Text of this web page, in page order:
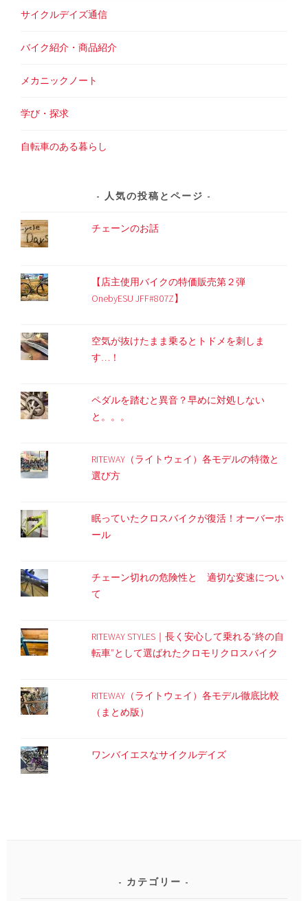
サイクルデイズ通信
バイク紹介・商品紹介
メカニックノート
学び・探求
自転車のある暮らし
人気の投稿とページ
チェーンのお話
【店主使用バイクの特価販売第２弾
OnebyESU JFF#807Z】
空気が抜けたまま乗るとトドメを刺しま
す…！
ペダルを踏むと異音？早めに対処しない
と。。。
RITEWAY（ライトウェイ）各モデルの特徴と
選び方
眠っていたクロスバイクが復活！オーバーホ
ール
チェーン切れの危険性と 適切な変速につい
て
RITEWAY STYLES｜長く安心して乗れる“終の自
転車”として選ばれたクロモリクロスバイク
RITEWAY（ライトウェイ）各モデル徹底比較
（まとめ版）
ワンバイエスなサイクルデイズ
カテゴリー